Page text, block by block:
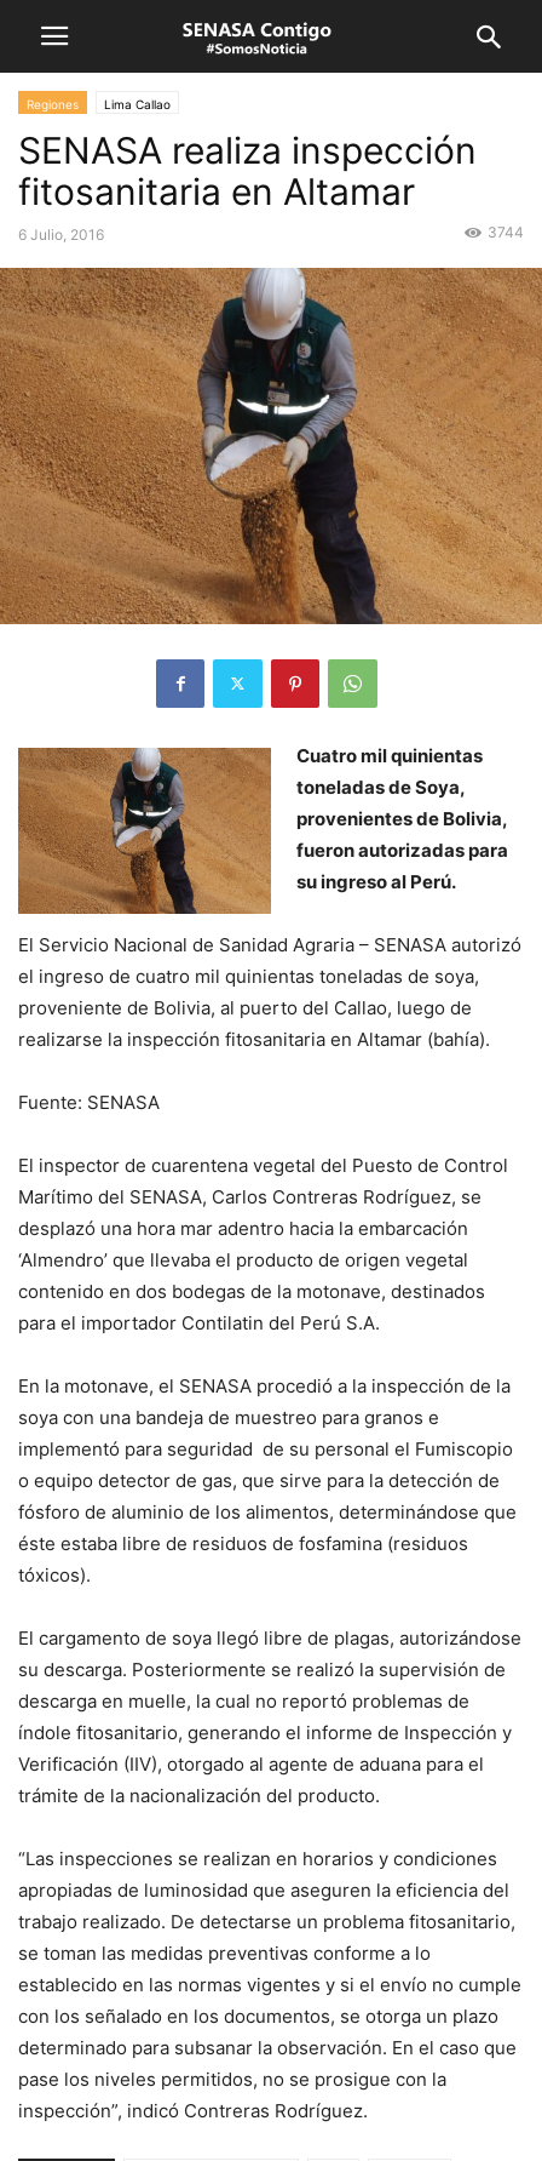
Regiones Lima Callao
SENASA realiza inspección
fitosanitaria en Altamar
6 Julio, 2016 3744
Cuatro mil quinientas
toneladas de Soya,
provenientes de Bolivia,
fueron autorizadas para
su ingreso al Perú.
El Servicio Nacional de Sanidad Agraria – SENASA autorizó
el ingreso de cuatro mil quinientas toneladas de soya,
proveniente de Bolivia, al puerto del Callao, luego de
realizarse la inspección fitosanitaria en Altamar (bahía).
Fuente: SENASA
El inspector de cuarentena vegetal del Puesto de Control
Marítimo del SENASA, Carlos Contreras Rodríguez, se
desplazó una hora mar adentro hacia la embarcación
‘Almendro’ que llevaba el producto de origen vegetal
contenido en dos bodegas de la motonave, destinados
para el importador Contilatin del Perú S.A.
En la motonave, el SENASA procedió a la inspección de la
soya con una bandeja de muestreo para granos e
implementó para seguridad de su personal el Fumiscopio
o equipo detector de gas, que sirve para la detección de
fósforo de aluminio de los alimentos, determinándose que
éste estaba libre de residuos de fosfamina (residuos
tóxicos).
El cargamento de soya llegó libre de plagas, autorizándose
su descarga. Posteriormente se realizó la supervisión de
descarga en muelle, la cual no reportó problemas de
índole fitosanitario, generando el informe de Inspección y
Verificación (IIV), otorgado al agente de aduana para el
trámite de la nacionalización del producto.
“Las inspecciones se realizan en horarios y condiciones
apropiadas de luminosidad que aseguren la eficiencia del
trabajo realizado. De detectarse un problema fitosanitario,
se toman las medidas preventivas conforme a lo
establecido en las normas vigentes y si el envío no cumple
con los señalado en los documentos, se otorga un plazo
determinado para subsanar la observación. En el caso que
pase los niveles permitidos, no se prosigue con la
inspección”, indicó Contreras Rodríguez.